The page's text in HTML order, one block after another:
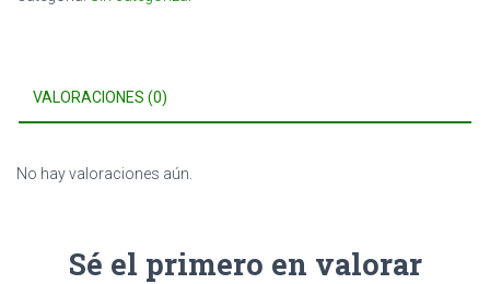
VALORACIONES (0)
No hay valoraciones aún.
Sé el primero en valorar